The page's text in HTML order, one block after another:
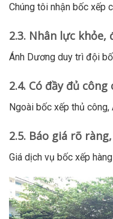
Chúng tôi nhận bốc xếp
2.3. Nhân lực khỏe,
Ánh Dương duy trì đội
2.4. Có đầy đủ
Ngoài bốc xếp thủ
2.5. Báo giá rõ
Giá dịch vụ bốc xếp